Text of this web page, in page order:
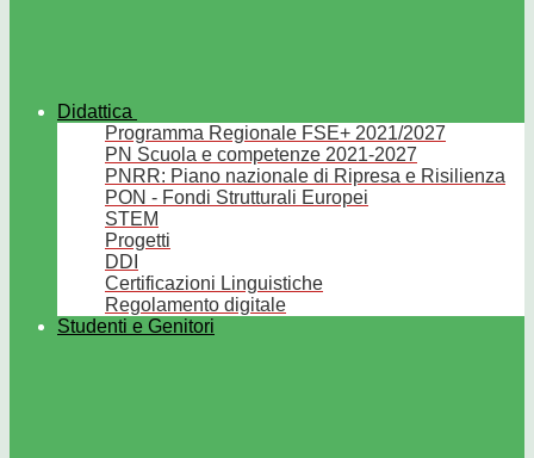
Didattica
Programma Regionale FSE+ 2021/2027
PN Scuola e competenze 2021-2027
PNRR: Piano nazionale di Ripresa e Risilienza
PON - Fondi Strutturali Europei
STEM
Progetti
DDI
Certificazioni Linguistiche
Regolamento digitale
Studenti e Genitori